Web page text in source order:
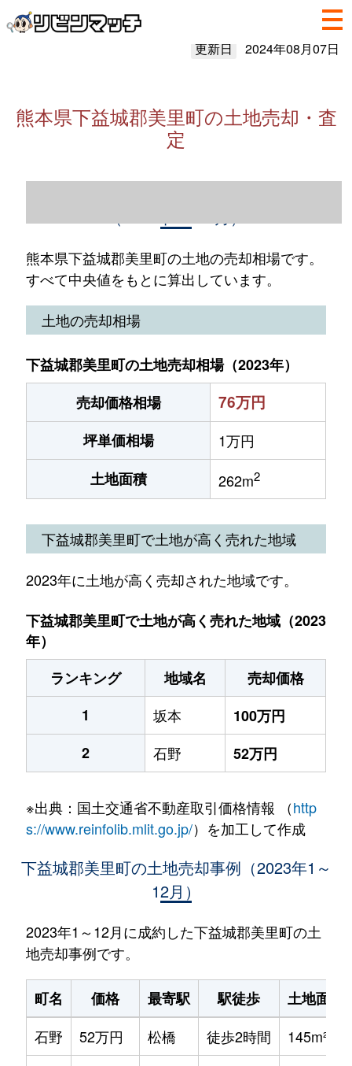
更新日 2024年08月07日
熊本県下益城郡美里町の土地売却・査
定
熊本県下益城郡美里町の土地の売却相場です。
すべて中央値をもとに算出しています。
土地の売却相場
下益城郡美里町の土地売却相場（2023年）
売却価格相場
76万円
坪単価相場
1万円
土地面積
262m2
下益城郡美里町で土地が高く売れた地域
2023年に土地が高く売却された地域です。
下益城郡美里町で土地が高く売れた地域（2023
年）
ランキング
地域名
売却価格
1
坂本
100万円
2
石野 52万円
※出典：国土交通省不動産取引価格情報 （http
s://www.reinfolib.mlit.go.jp/）を加工して作成
下益城郡美里町の土地売却事例（2023年1～
12月）
2023年1～12月に成約した下益城郡美里町の土
地売却事例です。
町名 価格 最寄駅 駅徒歩
土地面積
石野
52万円 松橋 徒歩2時間
145m²